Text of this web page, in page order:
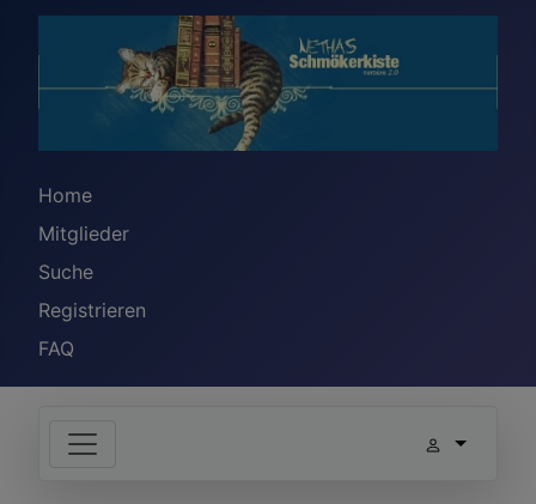
Home
Mitglieder
Suche
Registrieren
FAQ